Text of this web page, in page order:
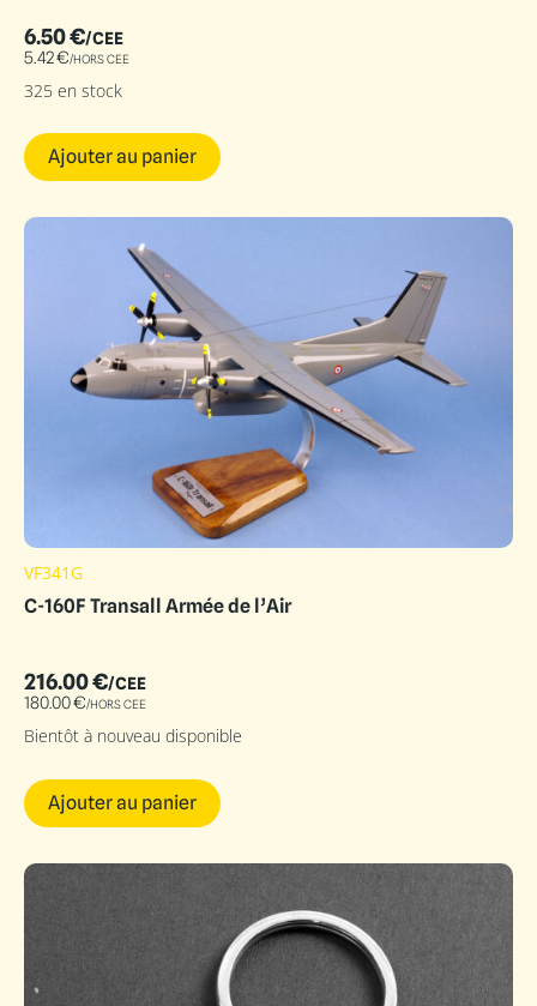
6.50€/CEE
5.42€/HORS CEE
325 en stock
Ajouter au panier
VF341G
C-160F Transall Armée de l’Air
216.00€/CEE
180.00€/HORS CEE
Bientôt à nouveau disponible
Ajouter au panier